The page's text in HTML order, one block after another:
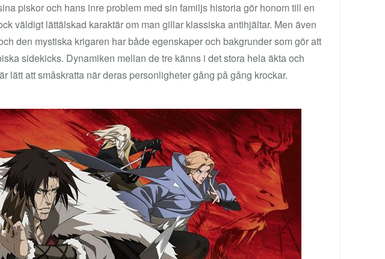
piskor och hans inre problem med sin familjs historia gör honom till en
väldigt lättälskad karaktär om man gillar klassiska antihjältar. Men även
den mystiska krigaren har både egenskaper och bakgrunder som gör att
sidekicks. Dynamiken mellan de tre känns i det stora hela äkta och
lätt att småskratta när deras personligheter gång på gång krockar.